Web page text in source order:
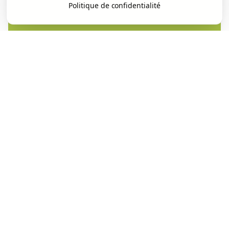
Politique de confidentialité